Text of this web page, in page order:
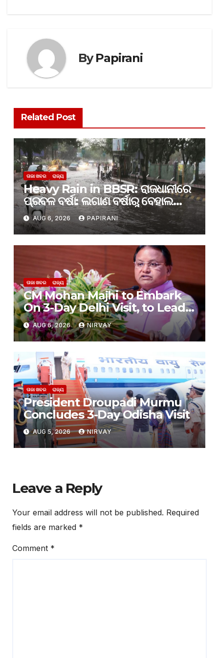
ByPapirani
Related Post
ତାଜା ଖବର ରାଜ୍ୟ
Heavy Rain in BBSR: ରାଜଧାନୀରେ
ପ୍ରବଳ ବର୍ଷା: ଲଗାଣ ବର୍ଷାରୁ ବେହାଲ
ଜନଜୀବନ
AUG 6, 2026 PAPIRANI
ତାଜା ଖବର ରାଜ୍ୟ
CM Mohan Majhi to Embark
On 3-Day Delhi Visit, to Lead
Odisha Investment Outreach
on Aug 7
AUG 6, 2026 NIRVAY
ତାଜା ଖବର ରାଜ୍ୟ
President Droupadi Murmu
Concludes 3-Day Odisha Visit
AUG 5, 2026 NIRVAY
Leave a Reply
Your email address will not be published. Required
fields are marked *
Comment *